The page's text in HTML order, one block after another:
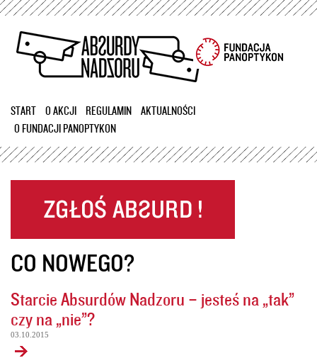
Przejdź
treści
START O AKCJI REGULAMIN
AKTUALNOŚCI
O FUNDACJI PANOPTYKON
CO NOWEGO?
Starcie Absurdów Nadzoru – jesteś na „tak”
czy na „nie”?
03.10.2015